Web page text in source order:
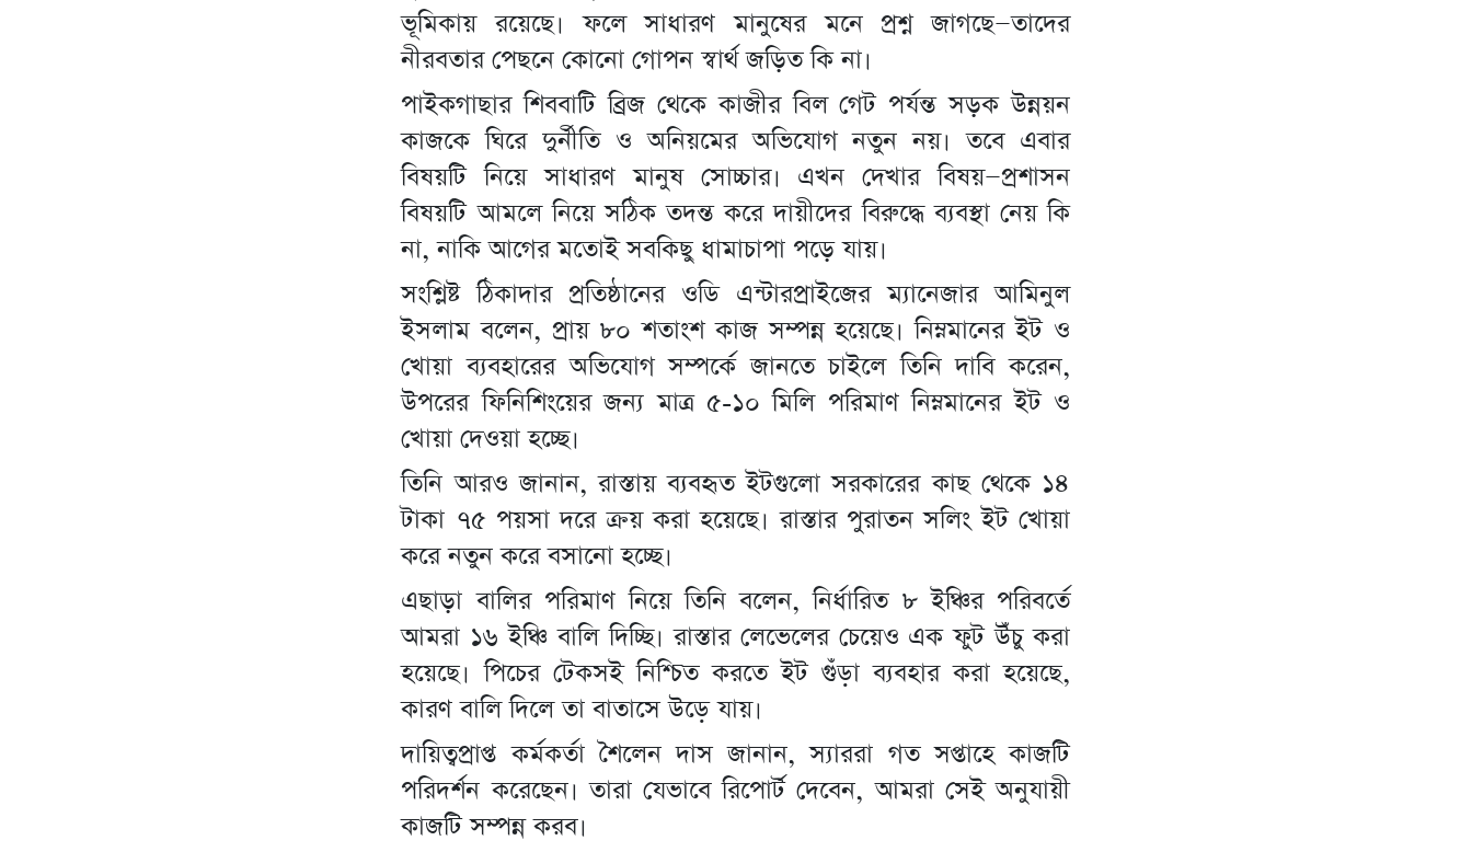
ভূমিকায় রয়েছে। ফলে সাধারণ মানুষের মনে প্রশ্ন জাগছে—তাদের
নীরবতার পেছনে কোনো গোপন স্বার্থ জড়িত কি না।
পাইকগাছার শিববাটি ব্রিজ থেকে কাজীর বিল গেট পর্যন্ত সড়ক উন্নয়ন
কাজকে ঘিরে দুর্নীতি ও অনিয়মের অভিযোগ নতুন নয়। তবে এবার
বিষয়টি নিয়ে সাধারণ মানুষ সোচ্চার। এখন দেখার বিষয়—প্রশাসন
বিষয়টি আমলে নিয়ে সঠিক তদন্ত করে দায়ীদের বিরুদ্ধে ব্যবস্থা নেয় কি
না, নাকি আগের মতোই সবকিছু ধামাচাপা পড়ে যায়।
সংশ্লিষ্ট ঠিকাদার প্রতিষ্ঠানের ওডি এন্টারপ্রাইজের ম্যানেজার আমিনুল
ইসলাম বলেন, প্রায় ৮০ শতাংশ কাজ সম্পন্ন হয়েছে। নিম্নমানের ইট ও
খোয়া ব্যবহারের অভিযোগ সম্পর্কে জানতে চাইলে তিনি দাবি করেন,
উপরের ফিনিশিংয়ের জন্য মাত্র ৫-১০ মিলি পরিমাণ নিম্নমানের ইট ও
খোয়া দেওয়া হচ্ছে।
তিনি আরও জানান, রাস্তায় ব্যবহৃত ইটগুলো সরকারের কাছ থেকে ১৪
টাকা ৭৫ পয়সা দরে ক্রয় করা হয়েছে। রাস্তার পুরাতন সলিং ইট খোয়া
করে নতুন করে বসানো হচ্ছে।
এছাড়া বালির পরিমাণ নিয়ে তিনি বলেন, নির্ধারিত ৮ ইঞ্চির পরিবর্তে
আমরা ১৬ ইঞ্চি বালি দিচ্ছি। রাস্তার লেভেলের চেয়েও এক ফুট উঁচু করা
হয়েছে। পিচের টেকসই নিশ্চিত করতে ইট গুঁড়া ব্যবহার করা হয়েছে,
কারণ বালি দিলে তা বাতাসে উড়ে যায়।
দায়িত্বপ্রাপ্ত কর্মকর্তা শৈলেন দাস জানান, স্যাররা গত সপ্তাহে কাজটি
পরিদর্শন করেছেন। তারা যেভাবে রিপোর্ট দেবেন, আমরা সেই অনুযায়ী
কাজটি সম্পন্ন করব।